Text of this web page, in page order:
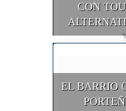
CON
EL BARRIO